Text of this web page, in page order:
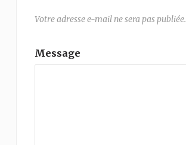
Votre adresse e-mail ne sera pas publiée.
Message